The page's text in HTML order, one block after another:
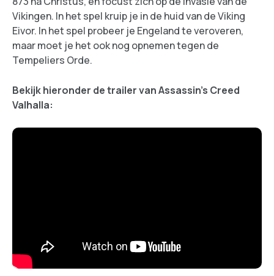
Vikingen. In het spel kruip je in de huid van de Viking
Eivor. In het spel probeer je Engeland te veroveren,
maar moet je het ook nog opnemen tegen de
Tempeliers Orde.
Bekijk hieronder de trailer van Assassin's Creed
Valhalla: